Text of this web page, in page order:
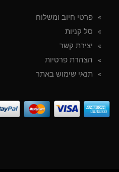
פרטי חיוב ומשלוח
סל קניות
יצירת קשר
הצהרת פרטיות
תנאי שימוש באתר